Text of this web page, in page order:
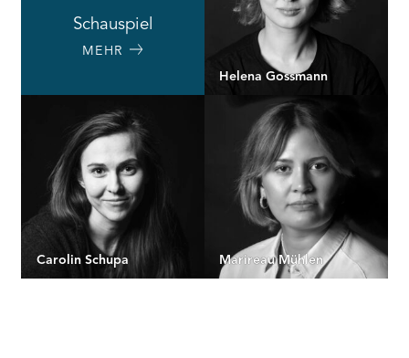
Schauspiel
MEHR
Helena Gossmann
Carolin Schupa Marireau Mühlen